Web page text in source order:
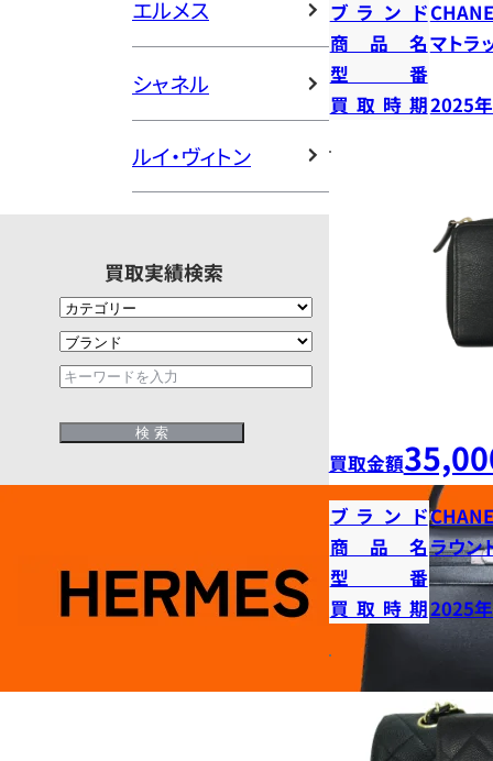
エルメス
シャネル
ルイ・ヴィトン
買取実績検索
ブランド
商品名マト
型番
買取時期2025
買取金額
ブランド
商品名ラウン
型番
買取時期2025